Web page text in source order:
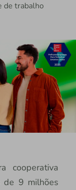
de trabalho
cooperativa
de 9 milhões